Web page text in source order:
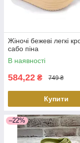
Жіночі бежеві легкі
сабо піна
В наявності
584,22 ₴ 749 ₴
Купити
–22%